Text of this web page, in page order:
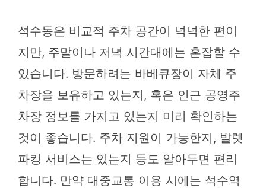
석수동은 비교적 주차 공간이 넉넉한 편이
지만, 주말이나 저녁 시간대에는 혼잡할 수
있습니다. 방문하려는 바베큐장이 자체 주
차장을 보유하고 있는지, 혹은 인근 공영주
차장 정보를 가지고 있는지 미리 확인하는
것이 좋습니다. 주차 지원이 가능한지, 발렛
파킹 서비스는 있는지 등도 알아두면 편리
합니다. 만약 대중교통 이용 시에는 석수역